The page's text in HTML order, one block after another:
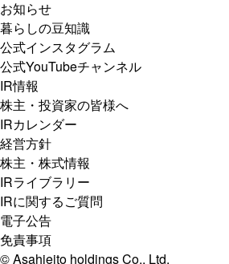
お知らせ
暮らしの豆知識
公式インスタグラム
公式YouTubeチャンネル
IR情報
株主・投資家の皆様へ
IRカレンダー
経営方針
株主・株式情報
IRライブラリー
IRに関するご質問
電子公告
免責事項
© Asahieito holdings Co., Ltd.